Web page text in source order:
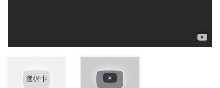
選択中